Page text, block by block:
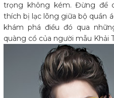
trọng không kém. Đừng để
thích bị lạc lõng giữa bộ quần
khám phá điều đó qua
quàng cổ của người mẫu Khải